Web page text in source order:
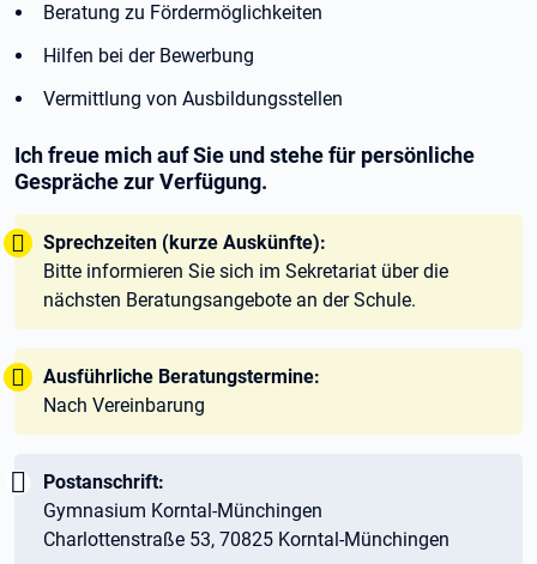
Beratung zu Fördermöglichkeiten
Hilfen bei der Bewerbung
Vermittlung von Ausbildungsstellen
Ich freue mich auf Sie und stehe für persönliche
Gespräche zur Verfügung.
Tipp:
Sprechzeiten (kurze Auskünfte):
Bitte informieren Sie sich im Sekretariat über die
nächsten Beratungsangebote an der Schule.
Tipp:
Ausführliche Beratungstermine:
Nach Vereinbarung
Wichtig:
Postanschrift:
Gymnasium Korntal-Münchingen
Charlottenstraße 53, 70825 Korntal-Münchingen